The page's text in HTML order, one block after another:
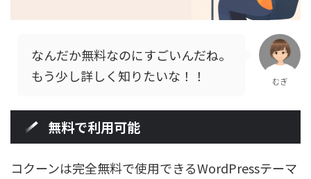
なんだか無料なのにすごいんだね。
もう少し詳しく知りたいな！！
むぎ
無料で利用可能
コクーンは完全無料で使用できるWordPressテーマ